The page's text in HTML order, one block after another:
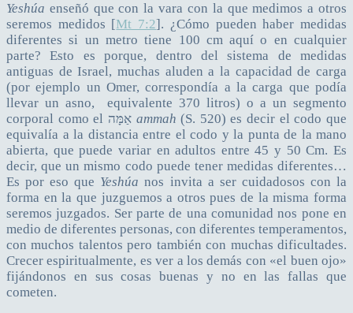
Yeshúa enseñó que con la vara con la que medimos a otros
seremos medidos [Mt 7:2]. ¿Cómo pueden haber medidas
diferentes si un metro tiene 100 cm aquí o en cualquier
parte? Esto es porque, dentro del sistema de medidas
antiguas de Israel, muchas aluden a la capacidad de carga
(por ejemplo un Omer, correspondía a la carga que podía
llevar un asno, equivalente 370 litros) o a un segmento
corporal como el אַמָּה ammah(S. 520) es decir el codo que
equivalía a la distancia entre el codo y la punta de la mano
abierta, que puede variar en adultos entre 45 y 50 Cm. Es
decir, que un mismo codo puede tener medidas diferentes…
Es por eso que Yeshúa nos invita a ser cuidadosos con la
forma en la que juzguemos a otros pues de la misma forma
seremos juzgados. Ser parte de una comunidad nos pone en
medio de diferentes personas, con diferentes temperamentos,
con muchos talentos pero también con muchas dificultades.
Crecer espiritualmente, es ver a los demás con «el buen ojo»
fijándonos en sus cosas buenas y no en las fallas que
cometen.